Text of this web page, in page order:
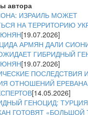
автора
ИЗРАИЛЬ МОЖЕТ
НА ТЕРРИТОРИЮ
[19.07.2026]
АРМЯН ДАЛИ
ГИБРИДНЫЙ
[19.07.2026]
ПОСЛЕДСТВИЯ
ОТНОШЕНИЙ
[14.05.2026]
ГЕНОЦИД:
ГОТОВЯТ «БОЛЬШОЙ